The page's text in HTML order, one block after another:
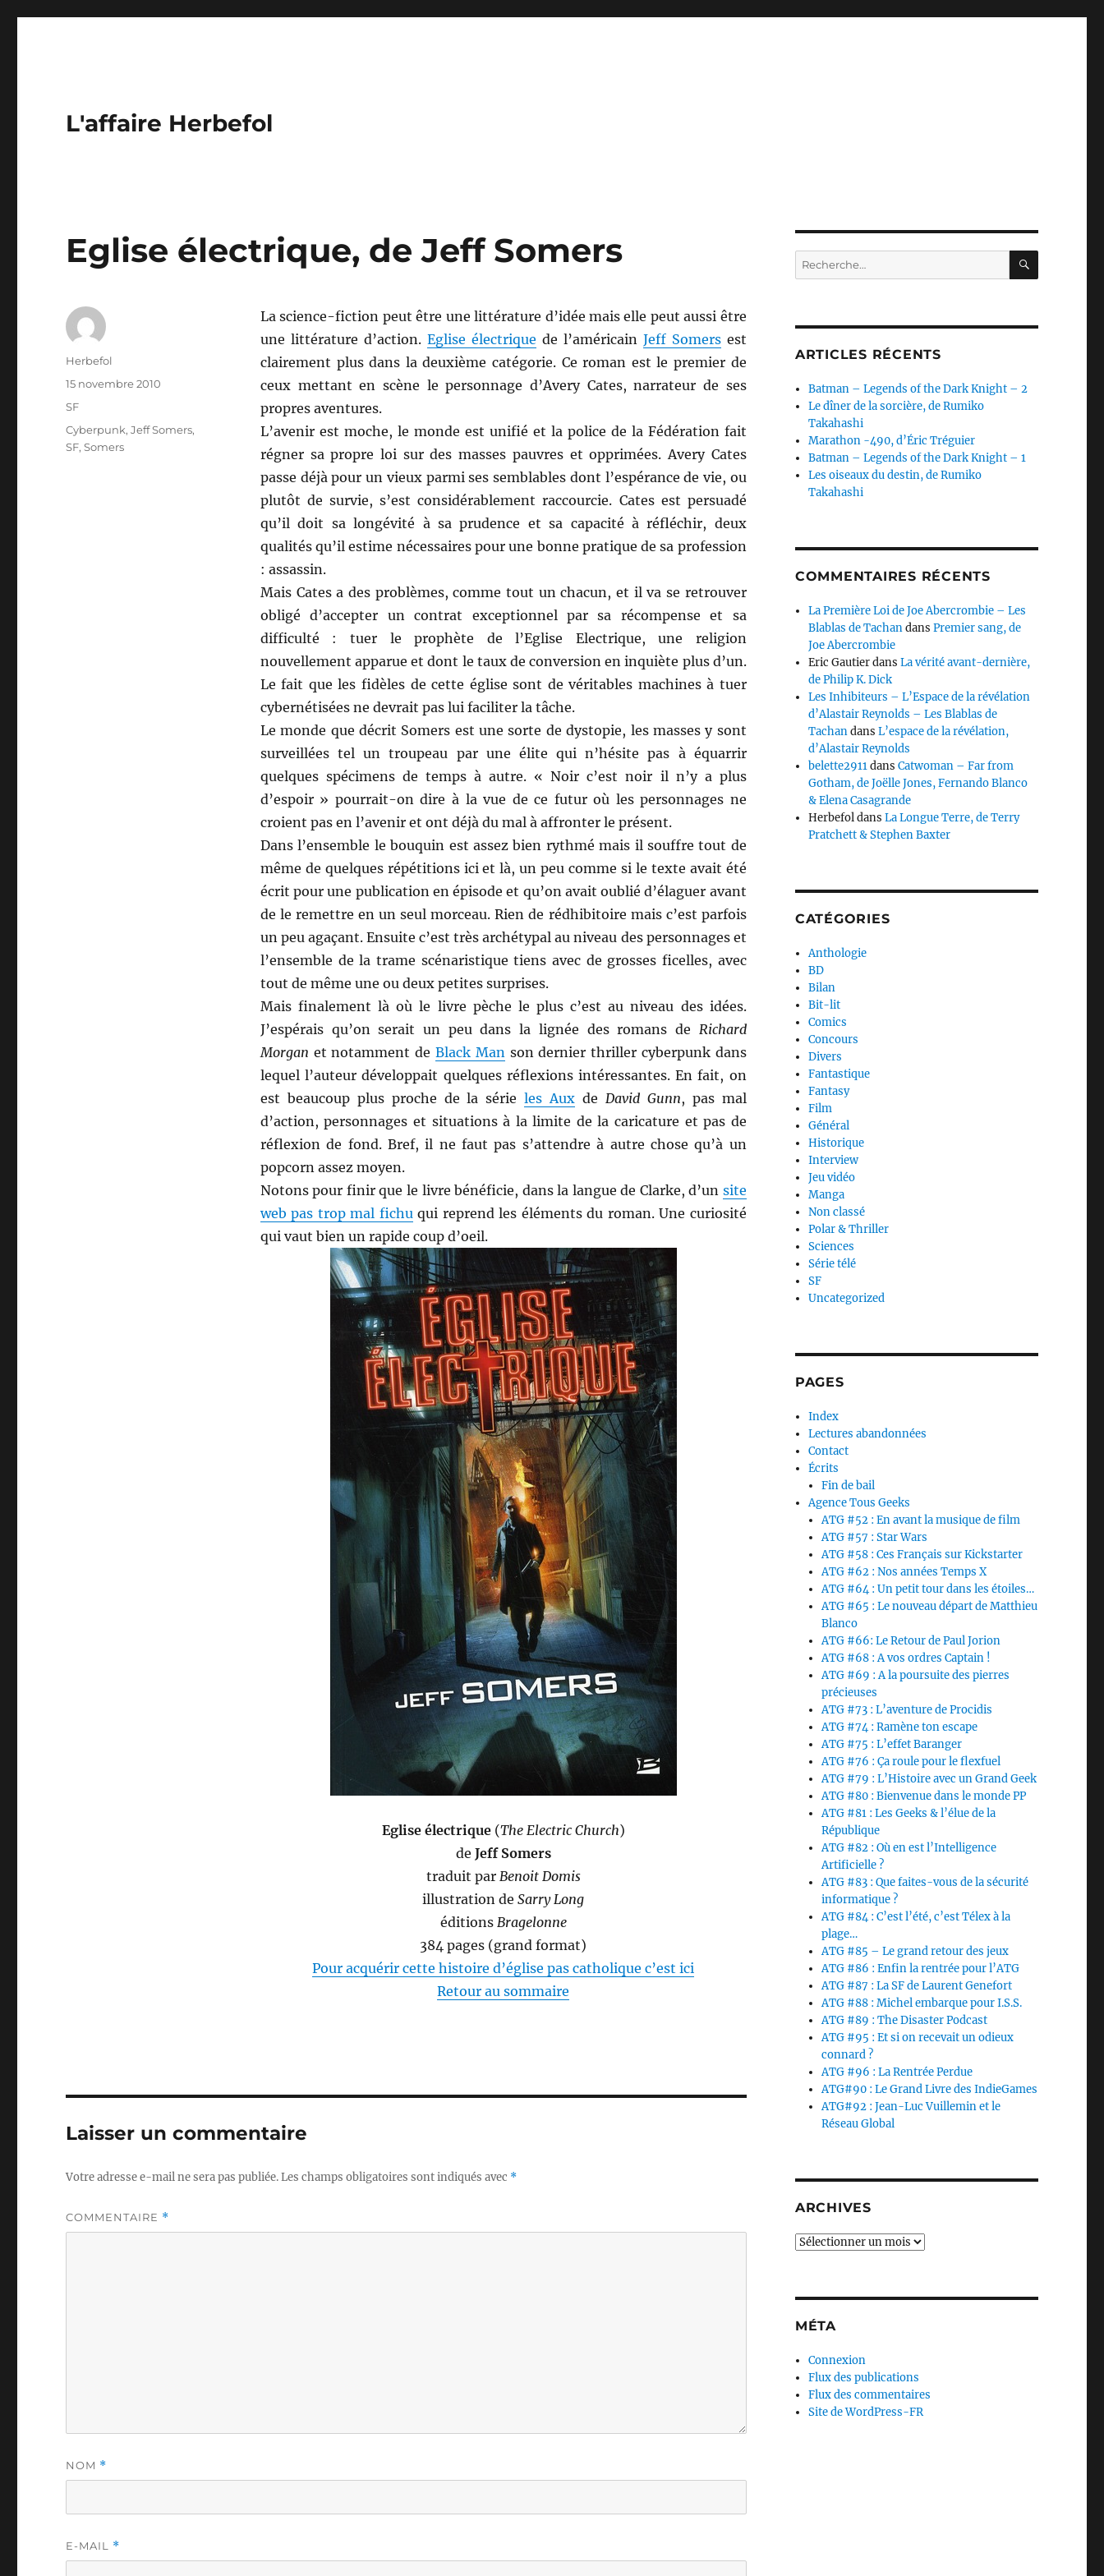
L'affaire Herbefol
Eglise électrique, de Jeff Somers
La science-fiction peut être une littérature d’idée mais elle peut aussi être
une littérature d’action. Eglise électrique de l’américain Jeff Somersest
clairement plus dans la deuxième catégorie. Ce roman est le premier de
ceux mettant en scène le personnage d’Avery Cates, narrateur de ses
propres aventures.
L’avenir est moche, le monde est unifié et la police de la Fédération fait
régner sa propre loi sur des masses pauvres et opprimées. Avery Cates
passe déjà pour un vieux parmi ses semblables dont l’espérance de vie, ou
plutôt de survie, s’est considérablement raccourcie. Cates est persuadé
qu’il doit sa longévité à sa prudence et sa capacité à réfléchir, deux
qualités qu’il estime nécessaires pour une bonne pratique de sa profession
: assassin.
Mais Cates a des problèmes, comme tout un chacun, et il va se retrouver
obligé d’accepter un contrat exceptionnel par sa récompense et sa
difficulté : tuer le prophète de l’Eglise Electrique, une religion
nouvellement apparue et dont le taux de conversion en inquiète plus d’un.
Le fait que les fidèles de cette église sont de véritables machines à tuer
cybernétisées ne devrait pas lui faciliter la tâche.
Le monde que décrit Somers est une sorte de dystopie, les masses y sont
surveillées tel un troupeau par une élite qui n’hésite pas à équarrir
quelques spécimens de temps à autre. « Noir c’est noir il n’y a plus
d’espoir » pourrait-on dire à la vue de ce futur où les personnages ne
croient pas en l’avenir et ont déjà du mal à affronter le présent.
Dans l’ensemble le bouquin est assez bien rythmé mais il souffre tout de
même de quelques répétitions ici et là, un peu comme si le texte avait été
écrit pour une publication en épisode et qu’on avait oublié d’élaguer avant
de le remettre en un seul morceau. Rien de rédhibitoire mais c’est parfois
un peu agaçant. Ensuite c’est très archétypal au niveau des personnages et
l’ensemble de la trame scénaristique tiens avec de grosses ficelles, avec
tout de même une ou deux petites surprises.
Mais finalement là où le livre pèche le plus c’est au niveau des idées.
J’espérais qu’on serait un peu dans la lignée des romans de Richard
Morgan et notamment deBlack Manson dernier thriller cyberpunk dans
lequel l’auteur développait quelques réflexions intéressantes. En fait, on
est beaucoup plus proche de la sérieles Aux deDavid Gunn, pas mal
d’action, personnages et situations à la limite de la caricature et pas de
réflexion de fond. Bref, il ne faut pas s’attendre à autre chose qu’à un
popcorn assez moyen.
Notons pour finir que le livre bénéficie, dans la langue de Clarke, d’un site
web pas trop mal fichuqui reprend les éléments du roman. Une curiosité
qui vaut bien un rapide coup d’oeil.
Eglise électrique(The Electric Church)
de Jeff Somers
traduit par Benoit Domis
illustration deSarry Long
éditions Bragelonne
384 pages (grand format)
Pour acquérir cette histoire d’église pas catholique c’est ici
Retour au sommaire
Auteur
Herbefol
Publié
15 novembre 2010
Catégories
SF
Étiquettes
Cyberpunk,Jeff Somers,
SF,Somers
Laisser un commentaire
Votre adresse e-mail ne sera pas publiée.Les champs obligatoires sont indiqués avec *
COMMENTAIRE *
NOM *
E-MAIL *
Recherche
pour :
ARTICLES RÉCENTS
Batman – Legends of the Dark Knight – 2
Le dîner de la sorcière, de Rumiko
Takahashi
Marathon -490, d’Éric Tréguier
Batman – Legends of the Dark Knight – 1
Les oiseaux du destin, de Rumiko
Takahashi
COMMENTAIRES RÉCENTS
La Première Loi de Joe Abercrombie – Les
Blablas de TachandansPremier sang, de
Joe Abercrombie
Eric GautierdansLa vérité avant-dernière,
de Philip K. Dick
Les Inhibiteurs – L’Espace de la révélation
d’Alastair Reynolds – Les Blablas de
TachandansL’espace de la révélation,
d’Alastair Reynolds
belette2911dansCatwoman – Far from
Gotham, de Joëlle Jones, Fernando Blanco
& Elena Casagrande
HerbefoldansLa Longue Terre, de Terry
Pratchett & Stephen Baxter
CATÉGORIES
Anthologie
BD
Bilan
Bit-lit
Comics
Concours
Divers
Fantastique
Fantasy
Film
Général
Historique
Interview
Jeu vidéo
Manga
Non classé
Polar & Thriller
Sciences
Série télé
SF
Uncategorized
PAGES
Index
Lectures abandonnées
Contact
Écrits
Fin de bail
Agence Tous Geeks
ATG #52 : En avant la musique de film
ATG #57 : Star Wars
ATG #58 : Ces Français sur Kickstarter
ATG #62 : Nos années Temps X
ATG #64 : Un petit tour dans les étoiles…
ATG #65 : Le nouveau départ de Matthieu
Blanco
ATG #66: Le Retour de Paul Jorion
ATG #68 : A vos ordres Captain !
ATG #69 : A la poursuite des pierres
précieuses
ATG #73 : L’aventure de Procidis
ATG #74 : Ramène ton escape
ATG #75 : L’effet Baranger
ATG #76 : Ça roule pour le flexfuel
ATG #79 : L’Histoire avec un Grand Geek
ATG #80 : Bienvenue dans le monde PP
ATG #81 : Les Geeks & l’élue de la
République
ATG #82 : Où en est l’Intelligence
Artificielle ?
ATG #83 : Que faites-vous de la sécurité
informatique ?
ATG #84 : C’est l’été, c’est Télex à la
plage…
ATG #85 – Le grand retour des jeux
ATG #86 : Enfin la rentrée pour l’ATG
ATG #87 : La SF de Laurent Genefort
ATG #88 : Michel embarque pour I.S.S.
ATG #89 : The Disaster Podcast
ATG #95 : Et si on recevait un odieux
connard ?
ATG #96 : La Rentrée Perdue
ATG#90 : Le Grand Livre des IndieGames
ATG#92 : Jean-Luc Vuillemin et le
Réseau Global
ARCHIVES
Archives
MÉTA
Connexion
Flux des publications
Flux des commentaires
Site de WordPress-FR